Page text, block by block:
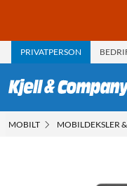
PRIVATPERSON
MOBILT MOBILDEKSLER